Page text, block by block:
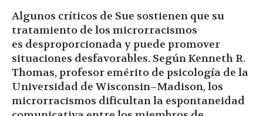
Algunos críticos de Sue sostienen que su
tratamiento de los microrracismos
es desproporcionada y puede promover
situaciones desfavorables. Según Kenneth R.
Thomas, profesor emérito de psicología de la
Universidad de Wisconsin–Madison, los
microrracismos dificultan la espontaneidad